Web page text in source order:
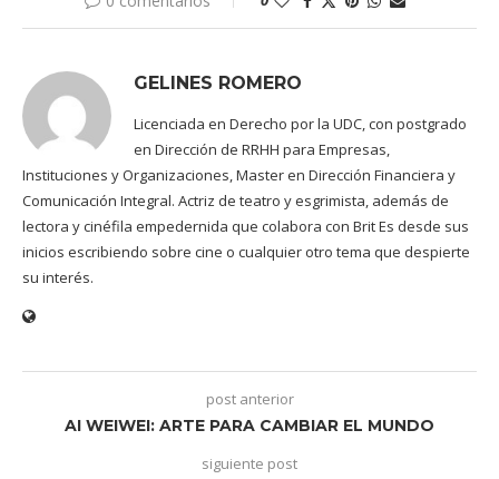
GELINES ROMERO
Licenciada en Derecho por la UDC, con postgrado
en Dirección de RRHH para Empresas,
Instituciones y Organizaciones, Master en Dirección Financiera y
Comunicación Integral. Actriz de teatro y esgrimista, además de
lectora y cinéfila empedernida que colabora con Brit Es desde sus
inicios escribiendo sobre cine o cualquier otro tema que despierte
su interés.
post anterior
AI WEIWEI: ARTE PARA CAMBIAR EL MUNDO
siguiente post